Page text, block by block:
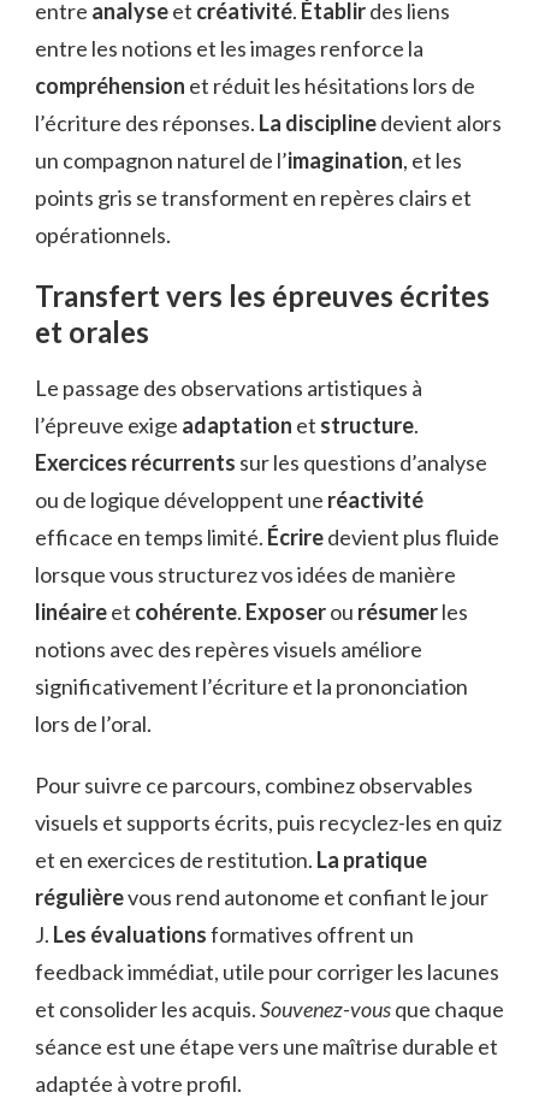
entre analyseet créativité. Établirdes liens
entre les notions et les images renforce la
compréhension et réduit les hésitations lors de
l’écriture des réponses. La disciplinedevient alors
un compagnon naturel de l’imagination, et les
points gris se transforment en repères clairs et
opérationnels.
Transfert vers les épreuves écrites
et orales
Le passage des observations artistiques à
l’épreuve exige adaptation et structure.
Exercices récurrents sur les questions d’analyse
ou de logique développent une réactivité
efficace en temps limité. Écriredevient plus fluide
lorsque vous structurez vos idées de manière
linéaireet cohérente. Exposerou résumerles
notions avec des repères visuels améliore
significativement l’écriture et la prononciation
lors de l’oral.
Pour suivre ce parcours, combinez observables
visuels et supports écrits, puis recyclez-les en quiz
et en exercices de restitution. La pratique
régulièrevous rend autonome et confiant le jour
J. Les évaluationsformatives offrent un
feedback immédiat, utile pour corriger les lacunes
et consolider les acquis.Souvenez-vousque chaque
séance est une étape vers une maîtrise durable et
adaptée à votre profil.